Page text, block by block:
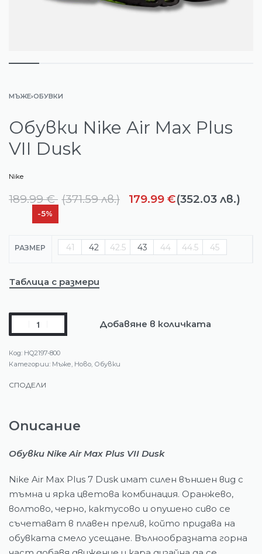
МЪЖЕ›ОБУВКИ
Обувки Nike Air Max Plus
VII Dusk
Nike
189.99€ (371.59лв.) 179.99 €(352.03 лв.)
-5%
РАЗМЕР 41 42 42.5 43 44 44.5 45
Таблица с размери
Добавяне в количката
HQ2197-800
Категории: Мъже, Ново, Обувки
СПОДЕЛИ
Описание
Обувки Nike Air Max Plus VII Dusk
Nike Air Max Plus 7 Dusk имат силен външен вид с
тъмна и ярка цветова комбинация. Оранжево,
волтово, черно, кактусово и опушено сиво се
съчетават в плавен прелив, който придава на
обувката смело усещане. Вълнообразната горна